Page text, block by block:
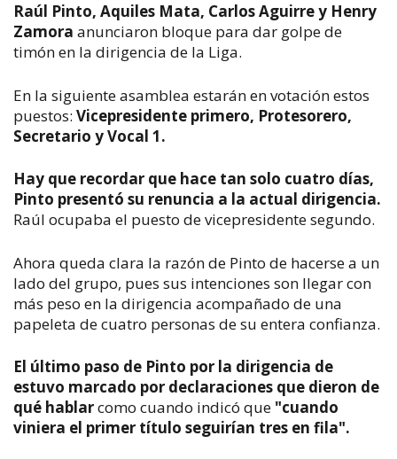
Raúl Pinto, Aquiles Mata, Carlos Aguirre y Henry
Zamora anunciaron bloque para dar golpe de
timón en la dirigencia de la Liga.
En la siguiente asamblea estarán en votación estos
puestos: Vicepresidente primero, Protesorero,
Secretario y Vocal 1.
Hay que recordar que hace tan solo cuatro días,
Pinto presentó su renuncia a la actual dirigencia.
Raúl ocupaba el puesto de vicepresidente segundo.
Ahora queda clara la razón de Pinto de hacerse a un
lado del grupo, pues sus intenciones son llegar con
más peso en la dirigencia acompañado de una
papeleta de cuatro personas de su entera confianza.
El último paso de Pinto por la dirigencia de
estuvo marcado por declaraciones que dieron de
qué hablarcomo cuando indicó que "cuando
viniera el primer título seguirían tres en fila".